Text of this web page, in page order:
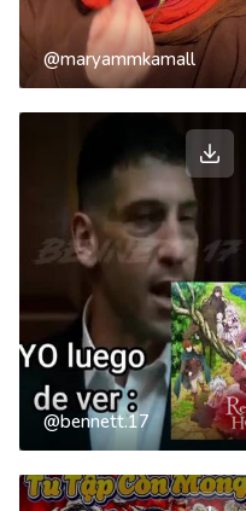
@maryammkamall
@bennett.17